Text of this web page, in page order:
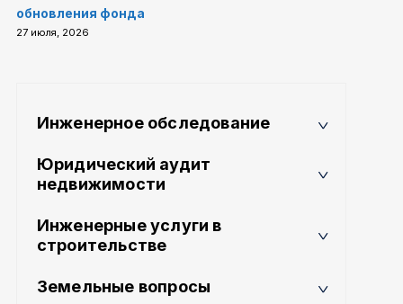
обновления фонда
27 июля, 2026
Инженерное обследование
Юридический аудит
недвижимости
Инженерные услуги в
строительстве
Земельные вопросы